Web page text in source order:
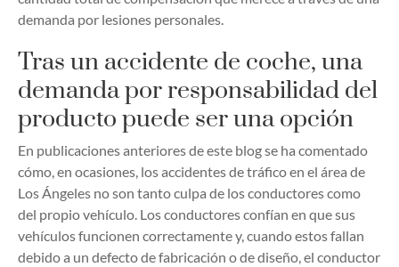
demanda por lesiones personales.
Tras un accidente de coche, una
demanda por responsabilidad del
producto puede ser una opción
En publicaciones anteriores de este blog se ha comentado
cómo, en ocasiones, los accidentes de tráfico en el área de
Los Ángeles no son tanto culpa de los conductores como
del propio vehículo. Los conductores confían en que sus
vehículos funcionen correctamente y, cuando estos fallan
debido a un defecto de fabricación o de diseño, el conductor